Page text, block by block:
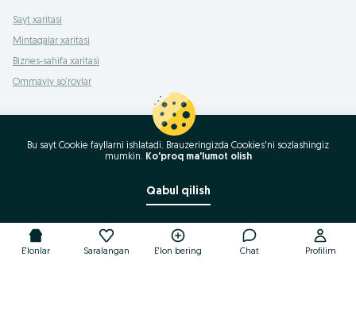
Sayt xaritasi
Mintaqalar xaritasi
Biznes-sahifa xaritasi
Ommaviy so‘rovlar
E'lonlar Saralangan E'lon bering Chat Profilim
Bu sayt Cookie fayllarni ishlatadi. Brauzeringizda Cookies'ni sozlashingiz
mumkin. Ko'proq ma'lumot olish
Qabul qilish